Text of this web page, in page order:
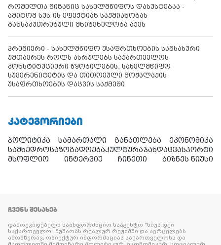
რომელთა მიზანიც სახელმწიფოს დასუსტებაა -
ამიტომ სუს-ის ეფექტიან საქმიანობას
განსაკუთრებული მნიშვნელობა აქვს
პრემიერი - სახელმწიფო უსაფრთხოების სამსახური
უმთავრეს როლს ასრულებს საქართველოს
კონსტიტუციური წყობილების, სახელმწიფო
სუვერენიტეტის და თითოეული მოქალაქის
უსაფრთხოების დაცვის საქმეში
ᲙᲐᲢᲔᲒᲝᲠᲘᲔᲑᲘ
პოლიტიკა სამართალი განათლება
ეკონომიკა
სამხედროსაზოგადოებაკულტურაჯანდაცვასპორტი
მსოფლიო
ინტერვიუ ჩინეთი ბიზნეს ნიუსი
ᲩᲕᲔᲜᲡ ᲨᲔᲡᲐᲮᲔᲑ
დამოუკიდებელი საინფორმაციო სააგენტო “ნიუს დეი
საქართველო” მუშაობს რეალურ რეჟიმში და ავრცელებს
ამომწურავ, ობიექტურ ინფორმაციას საქართველოსა და